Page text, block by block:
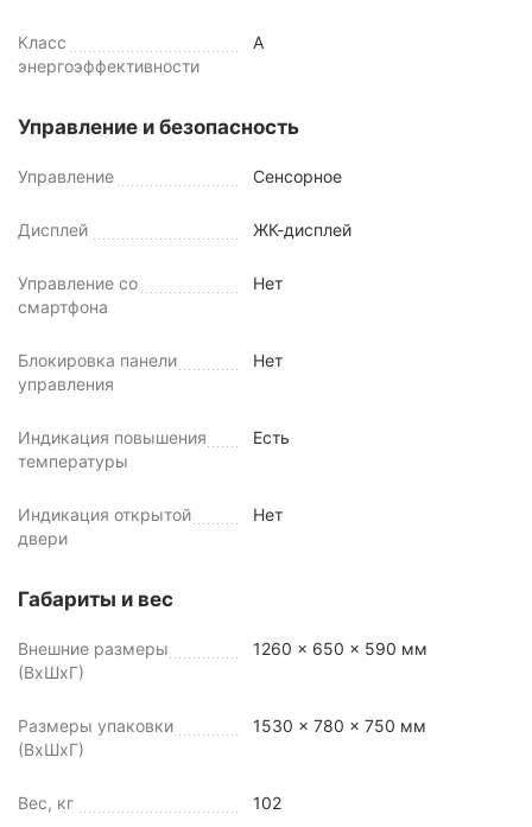
Класс
энергоэффективности
A
Управление и безопасность
Управление Сенсорное
Дисплей ЖК-дисплей
Управление со
смартфона
Нет
Блокировка панели
управления
Нет
Индикация повышения
температуры
Есть
Индикация открытой
двери
Нет
Габариты и вес
Внешние размеры
(ВхШхГ)
1260 x 650 x 590 мм
Размеры упаковки
(ВхШхГ)
1530 x 780 x 750 мм
Вес, кг 102